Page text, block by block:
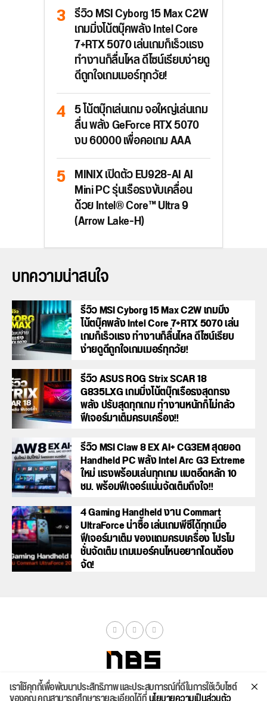
รีวิว MSI Cyborg 15 Max C2W
เกมมิ่งโน้ตบุ๊คพลัง Intel Core
7+RTX 5070 เล่นเกมก็เร็วแรง
ทำงานก็ลื่นไหล ดีไซน์เรียบง่ายดู
ดีถูกใจเกมเมอร์ทุกวัย!
5 โน้ตบุ๊กเล่นเกม จอใหญ่เล่นเกม
ลื่น พลัง GeForce RTX 5070
งบ 60000 เพื่อคอเกม AAA
MINIX เปิดตัว EU928-AI AI
Mini PC รุ่นเรือธงขับเคลื่อน
ด้วย Intel® Core™ Ultra 9
(Arrow Lake-H)
บทความน่าสนใจ
รีวิว MSI Cyborg 15 Max C2W เกมมิ่ง
โน้ตบุ๊คพลัง Intel Core 7+RTX 5070 เล่น
เกมก็เร็วแรง ทำงานก็ลื่นไหล ดีไซน์เรียบ
ง่ายดูดีถูกใจเกมเมอร์ทุกวัย!
รีวิว ASUS ROG Strix SCAR 18
G835LXG เกมมิ่งโน้ตบุ๊กเรือธงสุดทรง
พลัง ปรับสุดทุกเกม ทำงานหนักก็ไม่กลัว
ฟีเจอร์มาเต็มครบเครื่อง!!
รีวิว MSI Claw 8 EX AI+ CG3EM สุดยอด
Handheld PC พลัง Intel Arc G3 Extreme
ใหม่ แรงพร้อมเล่นทุกเกม แบตอึดหลัก 10
ชม. พร้อมฟีเจอร์แน่นจัดเต็มถึงใจ!!
4 Gaming Handheld งาน Commart
UltraForce น่าซื้อ เล่นเกมพีซีได้ทุกเมื่อ
ฟีเจอร์มาเต็ม ของแถมครบเครื่อง โปรโม
ชั่นจัดเต็ม เกมเมอร์คนไหนอยากโดนต้อง
จัด!
จัดสเปค ค้นหา บทความ รีวิวล่าสุด บทความยอดนิยม ติดต่อเรา
เราใช้คุกกี้เพื่อพัฒนาประสิทธิภาพ และประสบการณ์ที่ดีในการใช้เว็บไซต์